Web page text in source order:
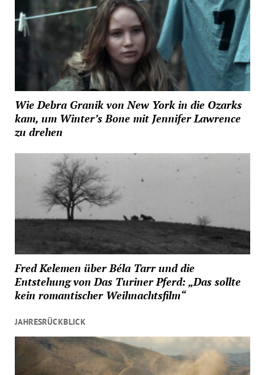
Wie Debra Granik von New York in die Ozarks
kam, um Winter’s Bone mit Jennifer Lawrence
zu drehen
Fred Kelemen über Béla Tarr und die
Entstehung von Das Turiner Pferd: „Das sollte
kein romantischer Weihnachtsfilm“
JAHRESRÜCKBLICK